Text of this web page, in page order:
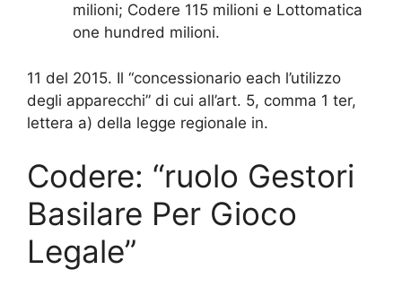
milioni; Codere 115 milioni e Lottomatica
one hundred milioni.
11 del 2015. Il “concessionario each l’utilizzo
degli apparecchi” di cui all’art. 5, comma 1 ter,
lettera a) della legge regionale in.
Codere: “ruolo Gestori
Basilare Per Gioco
Legale”